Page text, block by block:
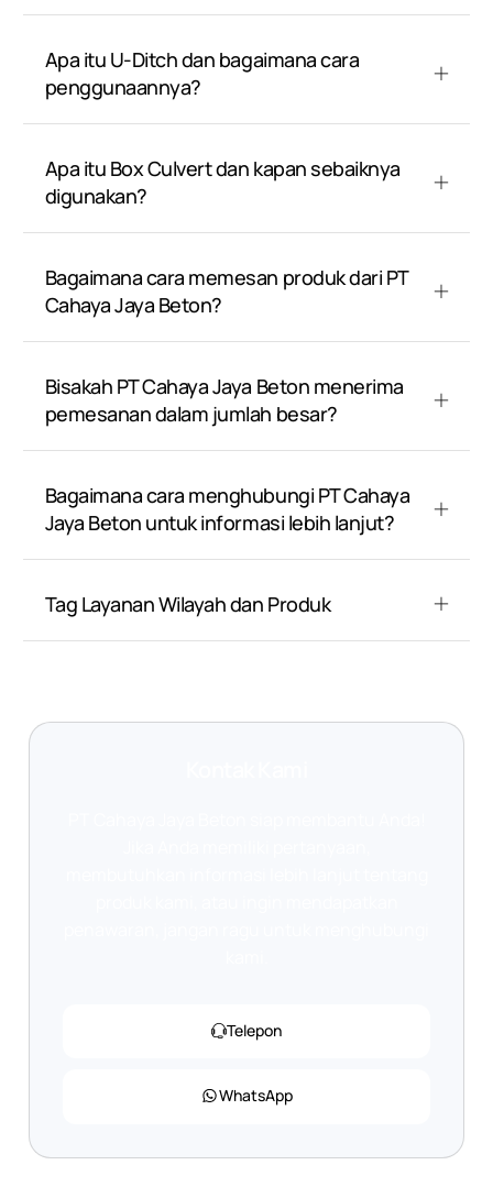
Apa itu U-Ditch dan bagaimana cara
penggunaannya?
Apa itu Box Culvert dan kapan sebaiknya
digunakan?
Bagaimana cara memesan produk dari PT
Cahaya Jaya Beton?
Bisakah PT Cahaya Jaya Beton menerima
pemesanan dalam jumlah besar?
Bagaimana cara menghubungi PT Cahaya
Jaya Beton untuk informasi lebih lanjut?
Tag Layanan Wilayah dan Produk
Telepon
WhatsApp